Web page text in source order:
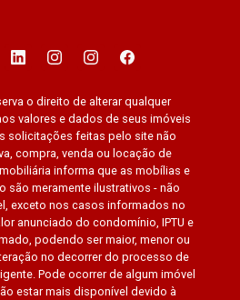
o direito de alterar qualquer
valores e dados de seus imóveis
solicitações feitas pelo site não
compra, venda ou locação de
informa que as mobílias e
são meramente ilustrativos - não
exceto nos casos informados no
anunciado do condomínio, IPTU e
podendo ser maior, menor ou
no decorrer do processo de
Pode ocorrer de algum imóvel
estar mais disponível devido à